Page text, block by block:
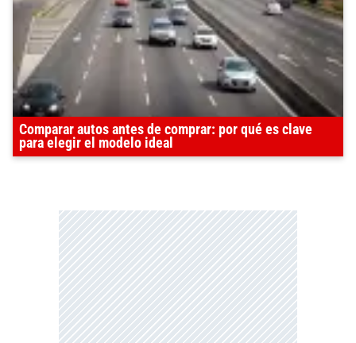
Comparar autos antes de comprar: por qué es clave
para elegir el modelo ideal